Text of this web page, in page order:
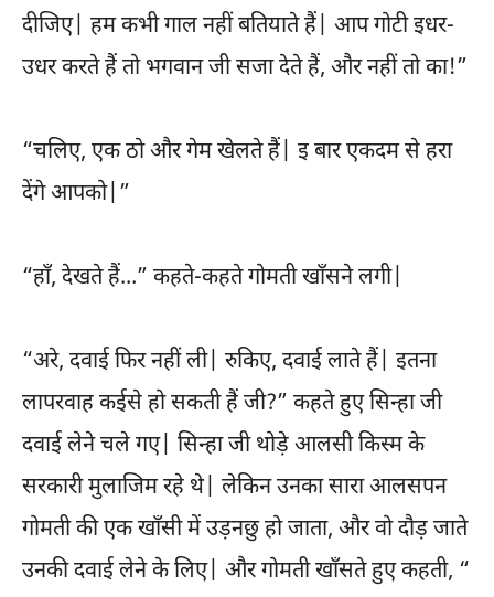
दीजिए| हम कभी गाल नहीं बतियाते हैं| आप गोटी इधर-
उधर करते हैं तो भगवान जी सजा देते हैं, और नहीं तो का!”
“चलिए, एक ठो और गेम खेलते हैं| इ बार एकदम से हरा
देंगे आपको|”
“हाँ, देखते हैं...” कहते-कहते गोमती खाँसने लगी|
“अरे, दवाई फिर नहीं ली| रुकिए, दवाई लाते हैं| इतना
लापरवाह कईसे हो सकती हैं जी?” कहते हुए सिन्हा जी
दवाई लेने चले गए| सिन्हा जी थोड़े आलसी किस्म के
सरकारी मुलाजिम रहे थे| लेकिन उनका सारा आलसपन
गोमती की एक खाँसी में उड़नछु हो जाता, और वो दौड़ जाते
उनकी दवाई लेने के लिए| और गोमती खाँसते हुए कहती, “